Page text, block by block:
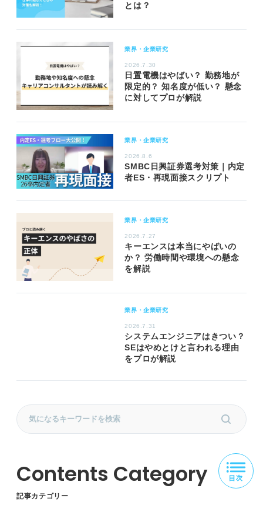
とは？
業界・企業研究
2026.7.30
日置電機はやばい？ 勤務地が
限定的？ 知名度が低い？ 懸念
に対してプロが解説
業界・企業研究
2026.8.6
SMBC日興証券選考対策｜内定
者ES・再現面接スクリプト
業界・企業研究
2026.7.27
キーエンスは本当にやばいの
か？ 労働時間や環境への懸念
を解説
業界・企業研究
2026.7.31
システムエンジニアはきつい？
SEはやめとけと言われる理由
をプロが解説
記事カテゴリー